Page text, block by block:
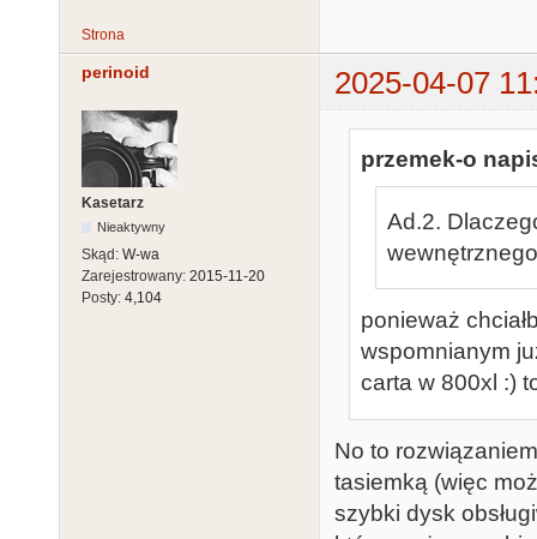
Strona
perinoid 2025-04-07
Kasetarz
Nieaktywny
Skąd: W-wa
Zarejestrowany: 2015-11-20
Posty: 4,104
przemek-o
Ad.2.
ponieważ
wspomnianym
carta w 800xl :)
No to
tasiemką (więc
szybki dysk